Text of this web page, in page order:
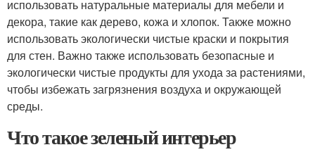
использовать натуральные материалы для мебели и
декора, такие как дерево, кожа и хлопок. Также можно
использовать экологически чистые краски и покрытия
для стен. Важно также использовать безопасные и
экологически чистые продукты для ухода за растениями,
чтобы избежать загрязнения воздуха и окружающей
среды.
Что такое зеленый интерьер